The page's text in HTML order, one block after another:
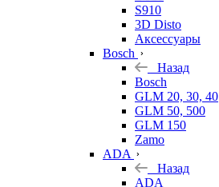
S910
3D Disto
Аксессуары
Bosch
Назад
Bosch
GLM 20, 30, 40
GLM 50, 500
GLM 150
Zamo
ADA
Назад
ADA